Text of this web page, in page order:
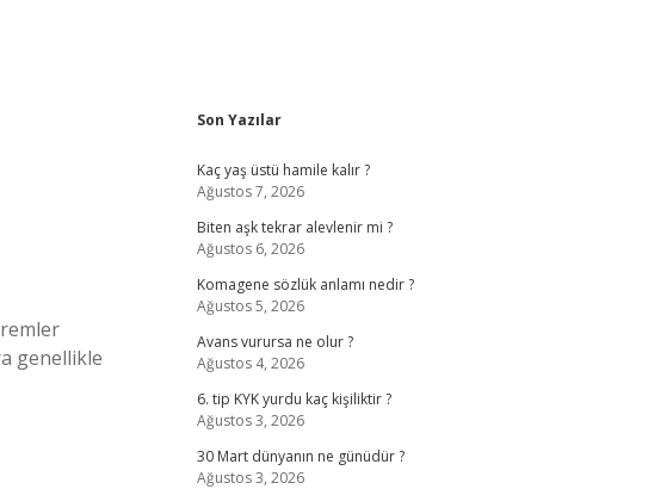
genellikle
Sidebar
Son Yazılar
Kaç yaş üstü hamile kalır ?
Ağustos 7, 2026
Biten aşk tekrar alevlenir mi ?
Ağustos 6, 2026
Komagene sözlük anlamı nedir ?
Ağustos 5, 2026
Avans vurursa ne olur ?
Ağustos 4, 2026
6. tip KYK yurdu kaç kişiliktir ?
Ağustos 3, 2026
30 Mart dünyanın ne günüdür ?
Ağustos 3, 2026